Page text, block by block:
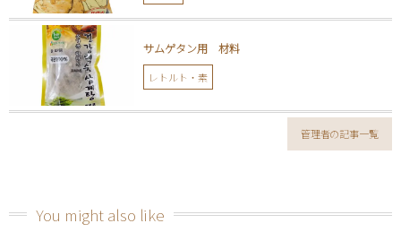
サムゲタン用 材料
レトルト・素
管理者の記事一覧
You might also like